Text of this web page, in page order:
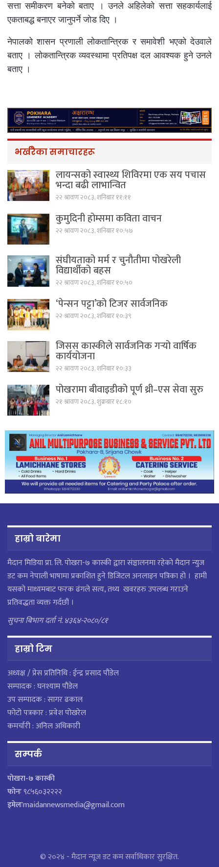
सत्ता समीकरण बनेको बताए । उनले अहिलेको सत्ता सहकार्यलाई
एकताबद्ध बनाएर जानुपर्ने जोड दिए ।
नेपालको शासन प्रणाली लोकतान्त्रिक र समावेशी भएको देउवाले
बताए । लोकतान्त्रिक व्यवस्थामा प्रतिपक्ष दल आवश्यक हुने उनले
बताए ।
भर्खरैका समाचारहरू
लायन्सको स्वास्थ्य शिविरमा एक सय पचास
भन्दा बढी लाभान्वित
२२ श्रावण २०८३, शनिबार ११:११
कुमुदिनी होम्समा कविता वाचन
२२ श्रावण २०८३, शनिबार १०:५७
संघीयताको मर्म र चुनौतीमा पोखरेली
विद्यार्थीको बहस
२२ श्रावण २०८३, शनिबार १०:५०
‘पेन्सन पट्टा’को टिजर सार्वजनिक
२२ श्रावण २०८३, शनिबार १०:३९
जिसस कास्कीले सार्वजनिक गर्‍यो वार्षिक
कार्ययोजना
२२ श्रावण २०८३, शनिबार १०:३३
पोखरामा बीवाइडीको पूर्ण थ्री–एस सेवा सुरु
२१ श्रावण २०८३, शुक्रबार १८:१०
हाम्रो बारेमा
मैदान मिडिया प्रा. लि. पाेखरा-७ कास्की द्वारा संञ्चालनमा रहेको मैदान न्युज
डट कम नेपाली भाषामा प्रकाशित हुने डिजिटल अनलाइन पत्रिका हो । हामी
यसको माध्यमबाट फरक ढंगले सत्य, तथ्य खवरहरु उपलब्ध गराउने
प्रतिवद्धता व्यक्त गर्दछौं ।
सुचना बिभाग दर्ता नं. ४३६४-२०८०/८१
हाम्राे टिम
अध्यक्ष / प्रेस प्रतिनिधि : ईन्द्र प्रसाद पौडेल
सम्पादक : घनश्याम पौडेल
उप सम्पादक : सागर ढकाल
फोटो पत्रकार : प्रवेश पोखरेल
कमर्चारी : अनिल अधिकारी
सम्पर्क
पाेखरा-७ कास्की
फोनः९८५६०३२२२२
इमेलःmaidannewsmedia@gmail.com
© २०२४ - मैदान न्यूज डट कम सर्वाधिकार सुरक्षित.